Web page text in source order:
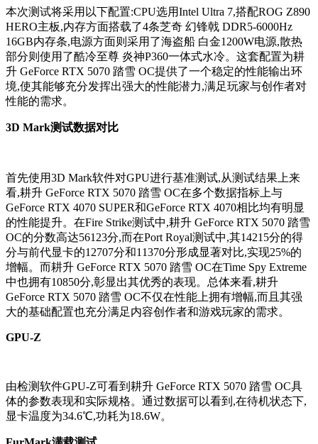
本次测试将采用以下配置:CPU选用Intel Ultra 7,搭配ROG Z890
HERO主板,内存方面搭载了4条芝奇 幻锋戟 DDR5-6000Hz
16GB内存条,电源方面则采用了海盗船 白金1200W电源,散热
部分则使用了酷冷至尊 炎神P360一体式水冷。这套配置为耕
升 GeForce RTX 5070 踏雪 OC提供了一个稳定的性能输出环
境,使其能够充分发挥出强大的性能潜力,满足玩家与创作者对
性能的需求。
3D Mark测试数据对比
首先使用3D Mark软件对GPU进行基准测试,从测试结果上来
看,耕升 GeForce RTX 5070 踏雪 OC在多个数据指标上与
GeForce RTX 4070 SUPER和GeForce RTX 4070相比均有明显
的性能提升。在Fire Strike测试中,耕升 GeForce RTX 5070 踏雪
OC的分数高达56123分,而在Port Royal测试中,其14215分的得
分与前代显卡的12707分和11370分形成显著对比,实现25%的
增幅。而耕升 GeForce RTX 5070 踏雪 OC在Time Spy Extreme
中也拥有10850分,彰显出其优秀的表现。总体来看,耕升
GeForce RTX 5070 踏雪 OC不仅在性能上拥有增幅,而且其强
大的基础配置也充分满足内容创作者和游戏玩家的需求。
GPU-Z
由检测软件GPU-Z可看到耕升 GeForce RTX 5070 踏雪 OC具
体的参数表现和实际规格。通过数据可以看到,在待机状态下,
显卡温度为34.6℃,功耗为18.6W。